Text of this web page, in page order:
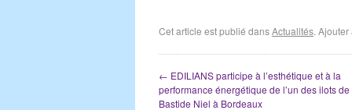
Cet article est publié dansActualités.
← EDILIANS participe à l’esthétique et à la
performance énergétique de l’un des ilots
Bastide Niel à Bordeaux